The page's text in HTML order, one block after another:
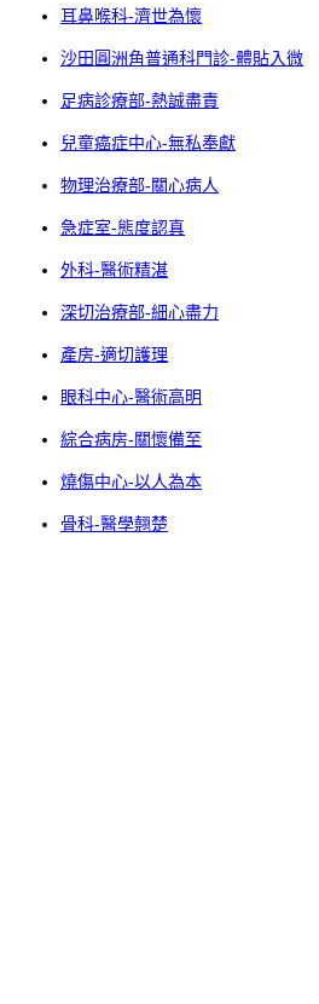
耳鼻喉科-濟世為懷
沙田圓洲角普通科門診-體貼入微
足病診療部-熱誠盡責
兒童癌症中心-無私奉獻
物理治療部-關心病人
急症室-態度認真
外科-醫術精湛
深切治療部-細心盡力
產房-適切護理
眼科中心-醫術高明
綜合病房-關懷備至
燒傷中心-以人為本
骨科-醫學翹楚